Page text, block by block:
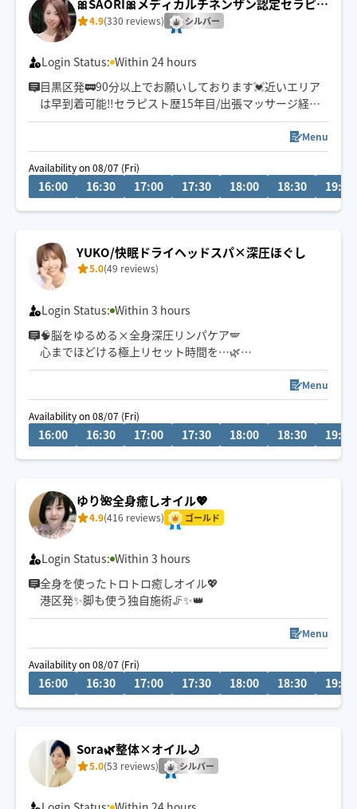
🎀SAORI🎀メディカルチネンザン認定セラピス
ト4.9(330 reviews) シルバー
Login Status: Within 24 hours
目黒区発🚃90分以上でお願いしております💓近いエリア
は早到着可能‼️セラピスト歴15年目/出張マッサージ経験1
0年以上/お客様、一人一人にあった施術を心がけていま
す/お疲れの場所に全力でお応えします/店舗出勤してる時
もありますのでその時はすぐにご連絡できない場合がご
ざいます🙇
Menu
Availability on 08/07 (Fri)
16:00 16:30 17:00 17:30 18:00 18:30 19:00
YUKO/快眠ドライヘッドスパ×深圧ほぐし
5.0(49 reviews)
Login Status: Within 3 hours
🧠脳をゆるめる×全身深圧リンパケア🪽
心までほどける極上リセット時間を…🌿
外の暑さとエアコンの温度差でだるさが出やすい夏も
ドライヘッドスパでスッキリ爽快🩵
スマホやパソコン等デスクワーク疲れで
首肩ガチガチな方にも◎
頭皮ケアで小顔&アンチエイジング、美容効果も💯
Menu
Availability on 08/07 (Fri)
16:00 16:30 17:00 17:30 18:00 18:30 19:00
ゆり🌺全身癒しオイル💖
4.9(416 reviews) ゴールド
Login Status: Within 3 hours
全身を使ったトロトロ癒しオイル💖
港区発✨脚も使う独自施術🦵✨👑
Menu
Availability on 08/07 (Fri)
16:00 16:30 17:00 17:30 18:00 18:30 19:00
Sora🌿整体×オイル🌙
5.0(53 reviews) シルバー